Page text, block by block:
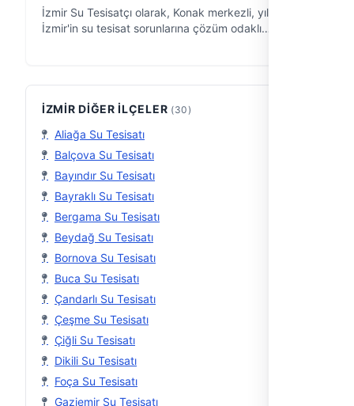
İzmir Su Tesisatçı olarak, Konak merkezli, yıllardır
İzmir'in su tesisat sorunlarına çözüm odaklı
İZMIR DIĞER İLÇELER (30)
Aliağa Su Tesisatı
Balçova Su Tesisatı
Bayındır Su Tesisatı
Bayraklı Su Tesisatı
Bergama Su Tesisatı
Beydağ Su Tesisatı
Bornova Su Tesisatı
Buca Su Tesisatı
Çandarlı Su Tesisatı
Çeşme Su Tesisatı
Çiğli Su Tesisatı
Dikili Su Tesisatı
Foça Su Tesisatı
Gaziemir Su Tesisatı